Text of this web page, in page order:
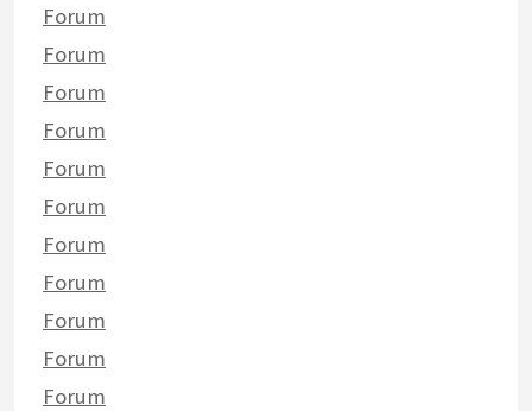
Forum
Forum
Forum
Forum
Forum
Forum
Forum
Forum
Forum
Forum
Forum